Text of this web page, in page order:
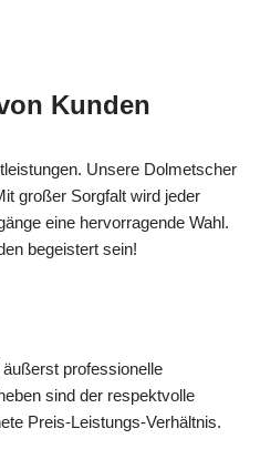
Kunden
Unsere Dolmetscher
großer Sorgfalt wird jeder
eine hervorragende Wahl.
begeistert sein!
professionelle
sind der respektvolle
Preis-Leistungs-Verhältnis.